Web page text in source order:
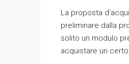
La proposta
preliminare dalla
solito un modulo
acquistare un